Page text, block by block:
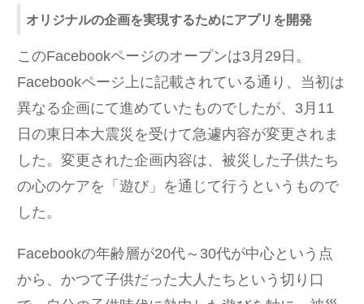
オリジナルの企画を実現するためにアプリを開発
このFacebookページのオープンは3月29日。
Facebookページ上に記載されている通り、当初は
異なる企画にて進めていたものでしたが、3月11
日の東日本大震災を受けて急遽内容が変更されま
した。変更された企画内容は、被災した子供たち
の心のケアを「遊び」を通じて行うというもので
した。
Facebookの年齢層が20代～30代が中心という点
から、かつて子供だった大人たちという切り口